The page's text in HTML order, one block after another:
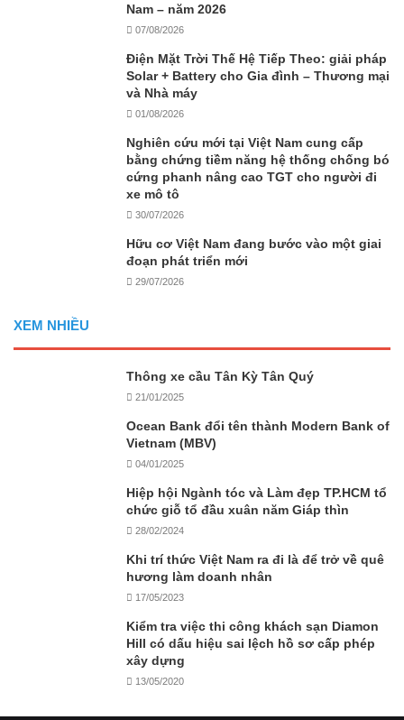
Nam – năm 2026
07/08/2026
Điện Mặt Trời Thế Hệ Tiếp Theo: giải pháp
Solar + Battery cho Gia đình – Thương mại
và Nhà máy
01/08/2026
Nghiên cứu mới tại Việt Nam cung cấp
bằng chứng tiềm năng hệ thống chống bó
cứng phanh nâng cao TGT cho người đi
xe mô tô
30/07/2026
Hữu cơ Việt Nam đang bước vào một giai
đoạn phát triển mới
29/07/2026
XEM NHIỀU
Thông xe cầu Tân Kỳ Tân Quý
21/01/2025
Ocean Bank đổi tên thành Modern Bank of
Vietnam (MBV)
04/01/2025
Hiệp hội Ngành tóc và Làm đẹp TP.HCM tổ
chức giỗ tổ đầu xuân năm Giáp thìn
28/02/2024
Khi trí thức Việt Nam ra đi là để trở về quê
hương làm doanh nhân
17/05/2023
Kiểm tra việc thi công khách sạn Diamon
Hill có dấu hiệu sai lệch hồ sơ cấp phép
xây dựng
13/05/2020